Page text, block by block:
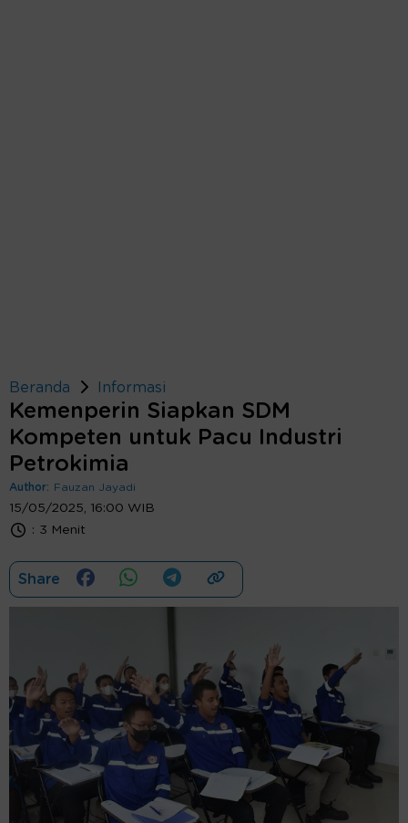
Beranda Informasi
Kemenperin Siapkan SDM
Kompeten untuk Pacu Industri
Petrokimia
Author: Fauzan Jayadi
15/05/2025, 16:00 WIB
: 3 Menit
Share